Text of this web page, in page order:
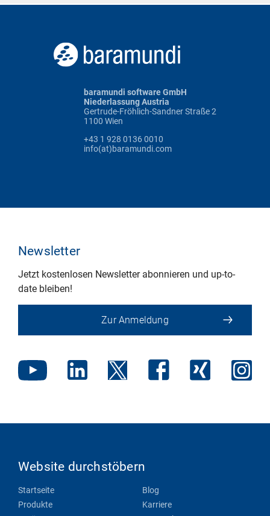
baramundi software GmbH
Niederlassung Austria
Gertrude-Fröhlich-Sandner Straße 2
1100 Wien
+43 1 928 0136 0010
info(at)baramundi.com
Newsletter
Jetzt kostenlosen Newsletter abonnieren und up-to-
date bleiben!
Zur Anmeldung
Website durchstöbern
Startseite
Produkte
Blog
Karriere